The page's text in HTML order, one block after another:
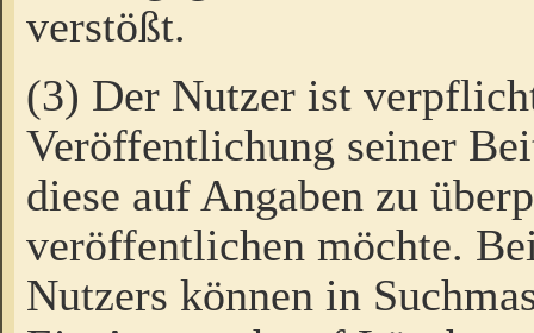
verstößt.
(3) Der Nutzer ist
Veröffentlichung seiner
diese auf Angaben zu
veröffentlichen möchte.
Nutzers können in